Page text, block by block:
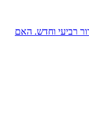
רביעי וחדש. האם